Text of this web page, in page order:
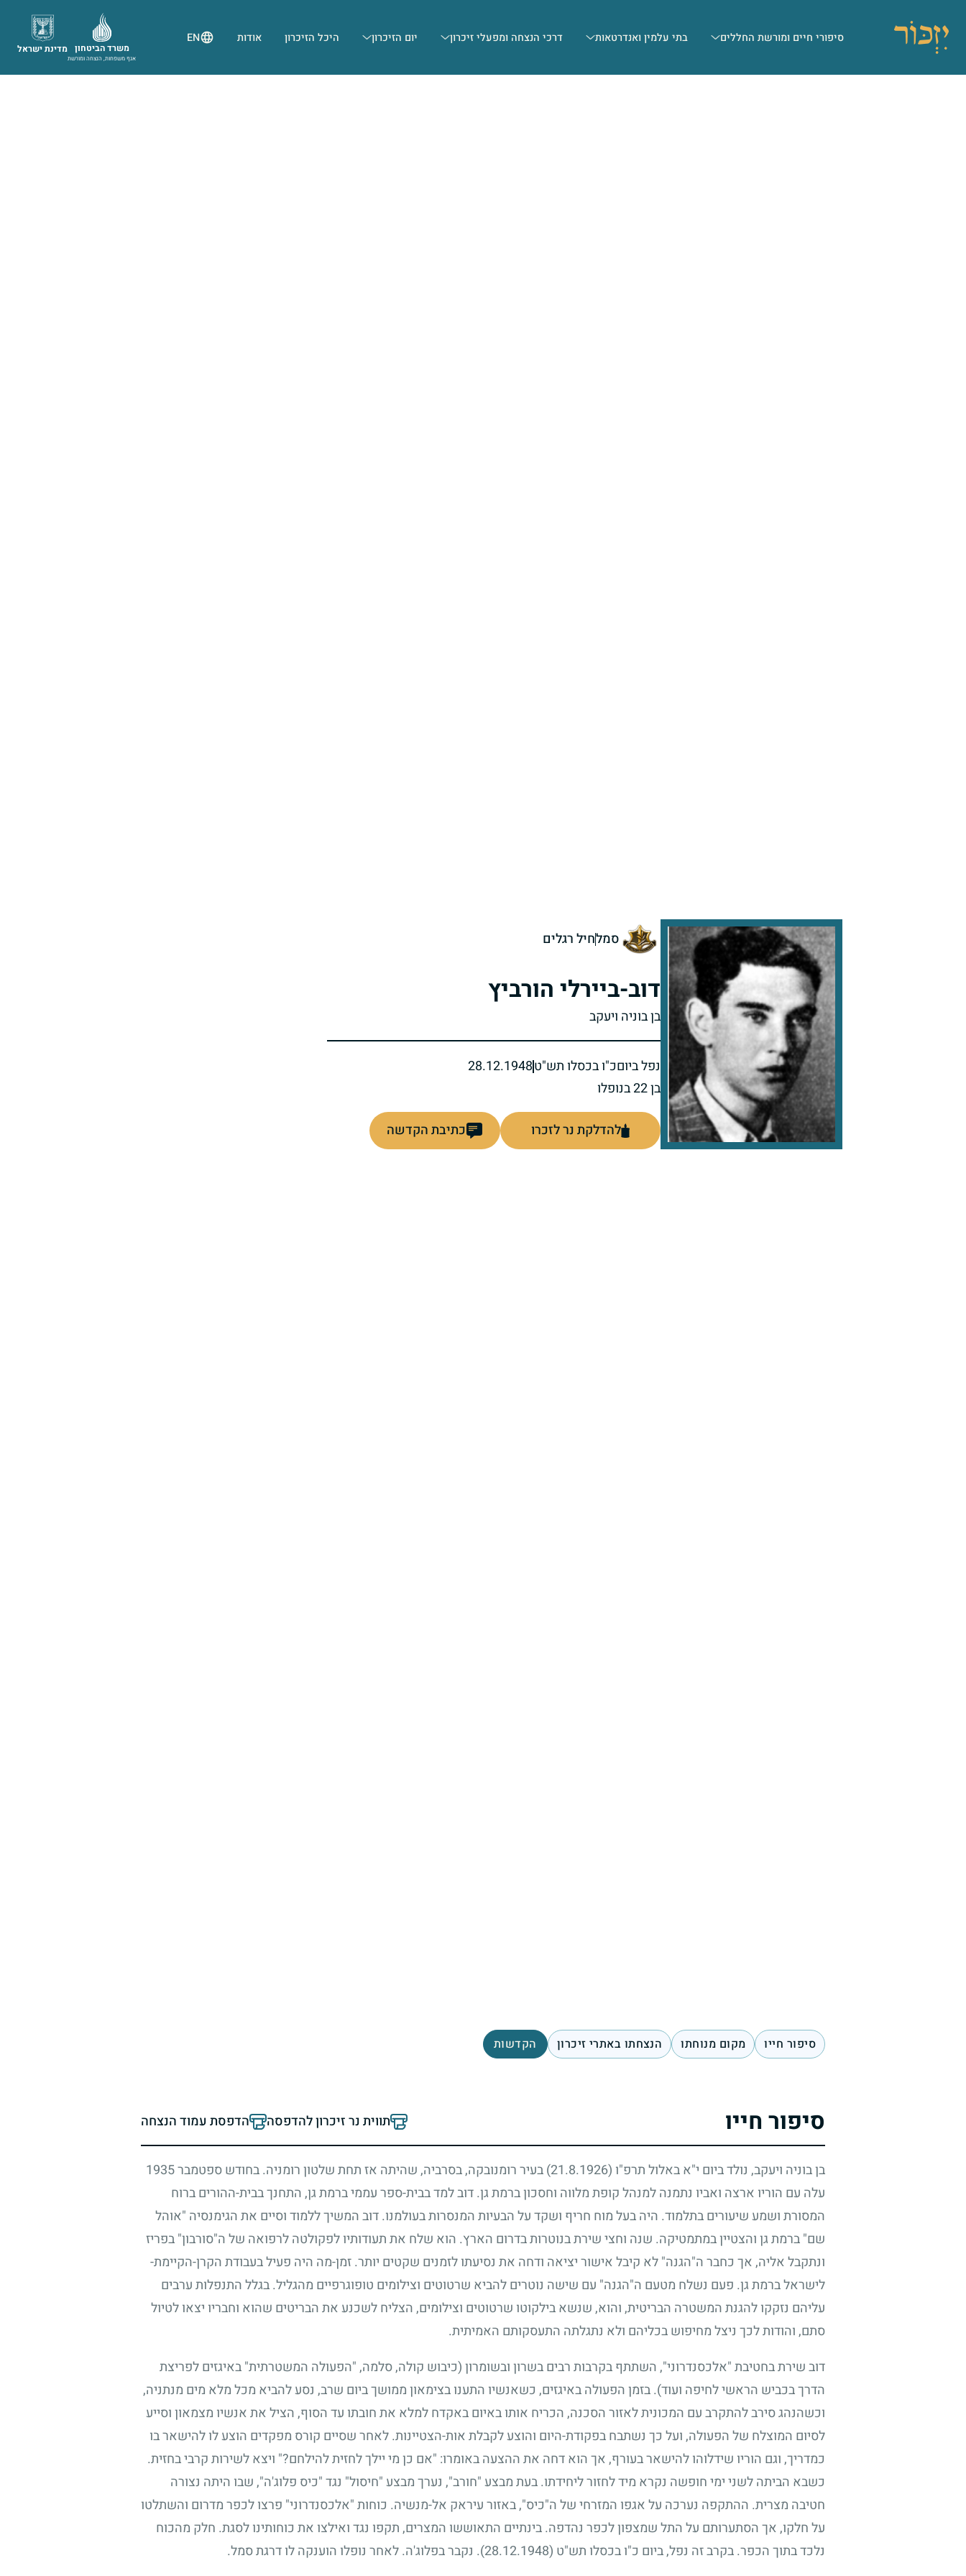
סיפורי חיים ומורשת החללים בתי עלמין ואנדרטאות דרכי הנצחה ומפעלי זיכרון יום הזיכרון היכל הזיכרון אודות EN
מדינת ישראל משרד הביטחון
אגף משפחות, הנצחה ומורשת
סמלחיל רגלים
דוב-ביירלי הורביץ
בן בוניה ויעקב
נפל ביוםכ"ו בכסלו תש"ט28.12.1948
בן 22 בנופלו
להדלקת נר לזכרו כתיבת הקדשה
סיפור חייו מקום מנוחתו הנצחתו באתרי זיכרון הקדשות
סיפור חייו תווית נר זיכרון להדפסה הדפסת עמוד הנצחה
בן בוניה ויעקב, נולד ביום י"א באלול תרפ"ו (21.8.1926) בעיר רומנובקה, בסרביה, שהיתה אז תחת שלטון רומניה. בחודש ספטמבר1935
עלה עם הוריו ארצה ואביו נתמנה למנהל קופת מלווה וחסכון ברמת גן. דוב למד בבית-ספר עממי ברמת גן, התחנך בבית-ההורים ברוח
המסורת ושמע שיעורים בתלמוד. היה בעל מוח חריף ושקד על הבעיות המנסרות בעולמנו. דוב המשיך ללמוד וסיים את הגימנסיה "אוהל
שם" ברמת גן והצטיין במתמטיקה. שנה וחצי שירת בנוטרות בדרום הארץ. הוא שלח את תעודותיו לפקולטה לרפואה של ה"סורבון" בפריז
ונתקבל אליה, אך כחבר ה"הגנה" לא קיבל אישור יציאה ודחה את נסיעתו לזמנים שקטים יותר. זמן-מה היה פעיל בעבודת הקרן-הקיימת-
לישראל ברמת גן. פעם נשלח מטעם ה"הגנה" עם שישה נוטרים להביא שרטוטים וצילומים טופוגרפיים מהגליל. בגלל התנפלות ערבים
עליהם נזקקו להגנת המשטרה הבריטית, והוא, שנשא בילקוטו שרטוטים וצילומים, הצליח לשכנע את הבריטים שהוא וחבריו יצאו לטיול
סתם, והודות לכך ניצל מחיפוש בכליהם ולא נתגלתה התעסקותם האמיתית.
דוב שירת בחטיבת "אלכסנדרוני", השתתף בקרבות רבים בשרון ובשומרון (כיבוש קולה, סלמה, "הפעולה המשטרתית" באיגזים לפריצת
הדרך בכביש הראשי לחיפה ועוד). בזמן הפעולה באיגזים, כשאנשיו התענו בצימאון ממושך ביום שרב, נסע להביא מכל מלא מים מנתניה,
וכשהנהג סירב להתקרב עם המכונית לאזור הסכנה, הכריח אותו באיום באקדח למלא את חובתו עד הסוף, הציל את אנשיו מצמאון וסייע
לסיום המוצלח של הפעולה, ועל כך נשתבח בפקודת-היום והוצע לקבלת אות-הצטיינות. לאחר שסיים קורס מפקדים הוצע לו להישאר בו
כמדריך, וגם הוריו שידלוהו להישאר בעורף, אך הוא דחה את ההצעה באומרו: "אם כן מי יילך לחזית להילחם?" ויצא לשירות קרבי בחזית.
כשבא הביתה לשני ימי חופשה נקרא מיד לחזור ליחידתו. בעת מבצע "חורב", נערך מבצע "חיסול" נגד "כיס פלוג'ה", שבו היתה נצורה
חטיבה מצרית. ההתקפה נערכה על אגפו המזרחי של ה"כיס", באזור עיראק אל-מנשיה. כוחות "אלכסנדרוני" פרצו לכפר מדרום והשתלטו
על חלקו, אך הסתערותם על התל שמצפון לכפר נהדפה. בינתיים התאוששו המצרים, תקפו נגד ואילצו את כוחותינו לסגת. חלק מהכוח
נלכד בתוך הכפר. בקרב זה נפל, ביום כ"ו בכסלו תש"ט (28.12.1948) . נקבר בפלוג'ה. לאחר נופלו הוענקה לו דרגת סמל.